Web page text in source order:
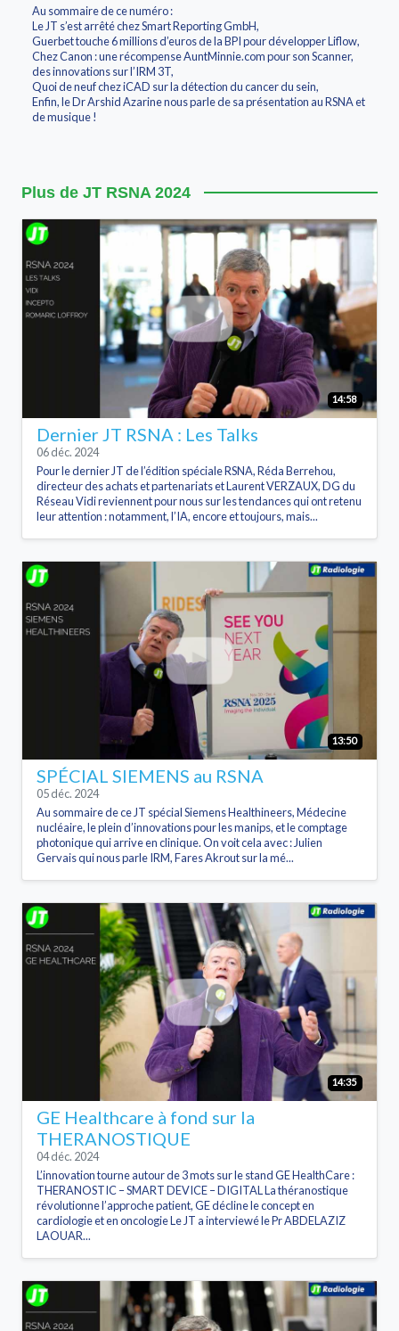
Au sommaire de ce numéro :
Le JT s’est arrêté chez Smart Reporting GmbH,
Guerbet touche 6 millions d’euros de la BPI pour développer Liflow,
Chez Canon : une récompense AuntMinnie.com pour son Scanner,
des innovations sur l’IRM 3T,
Quoi de neuf chez iCAD sur la détection du cancer du sein,
Enfin, le Dr Arshid Azarine nous parle de sa présentation au RSNA et
de musique !
Plus de JT RSNA 2024
14:58
Dernier JT RSNA : Les Talks
06 déc. 2024
Pour le dernier JT de l’édition spéciale RSNA, Réda Berrehou,
directeur des achats et partenariats et Laurent VERZAUX, DG du
Réseau Vidi reviennent pour nous sur les tendances qui ont retenu
leur attention : notamment, l’IA, encore et toujours, mais...
13:50
SPÉCIAL SIEMENS au RSNA
05 déc. 2024
Au sommaire de ce JT spécial Siemens Healthineers, Médecine
nucléaire, le plein d’innovations pour les manips, et le comptage
photonique qui arrive en clinique. On voit cela avec : Julien
Gervais qui nous parle IRM, Fares Akrout sur la mé...
14:35
GE Healthcare à fond sur la
THERANOSTIQUE
04 déc. 2024
L’innovation tourne autour de 3 mots sur le stand GE HealthCare :
THERANOSTIC – SMART DEVICE – DIGITAL La théranostique
révolutionne l’approche patient, GE décline le concept en
cardiologie et en oncologie Le JT a interviewé le Pr ABDELAZIZ
LAOUAR...